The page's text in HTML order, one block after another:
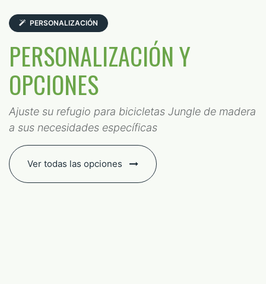
PERSONALIZACIÓN
PERSONALIZACIÓN Y
OPCIONES
Ajuste su refugio para bicicletas Jungle de madera
a sus necesidades específicas
Ver todas las opciones